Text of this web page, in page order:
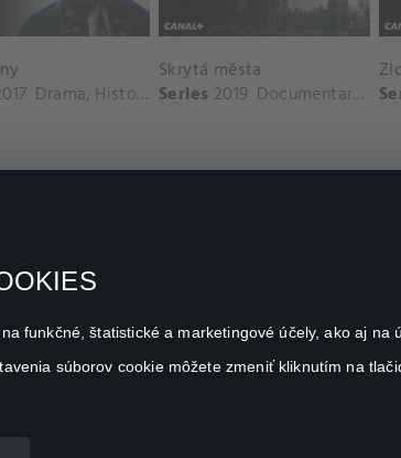
funkčné, štatistické a marketingové účely, ako aj
súborov cookie môžete zmeniť kliknutím na
Drama, History
Skrytá města
Series 2019 Documentary,